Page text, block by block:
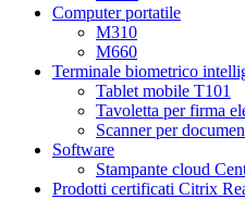
Computer portatile
M310
M660
Terminale biometrico
Tablet mobile T101
Tavoletta per firma
Scanner per
Software
Stampante cloud
Prodotti certificati Citrix